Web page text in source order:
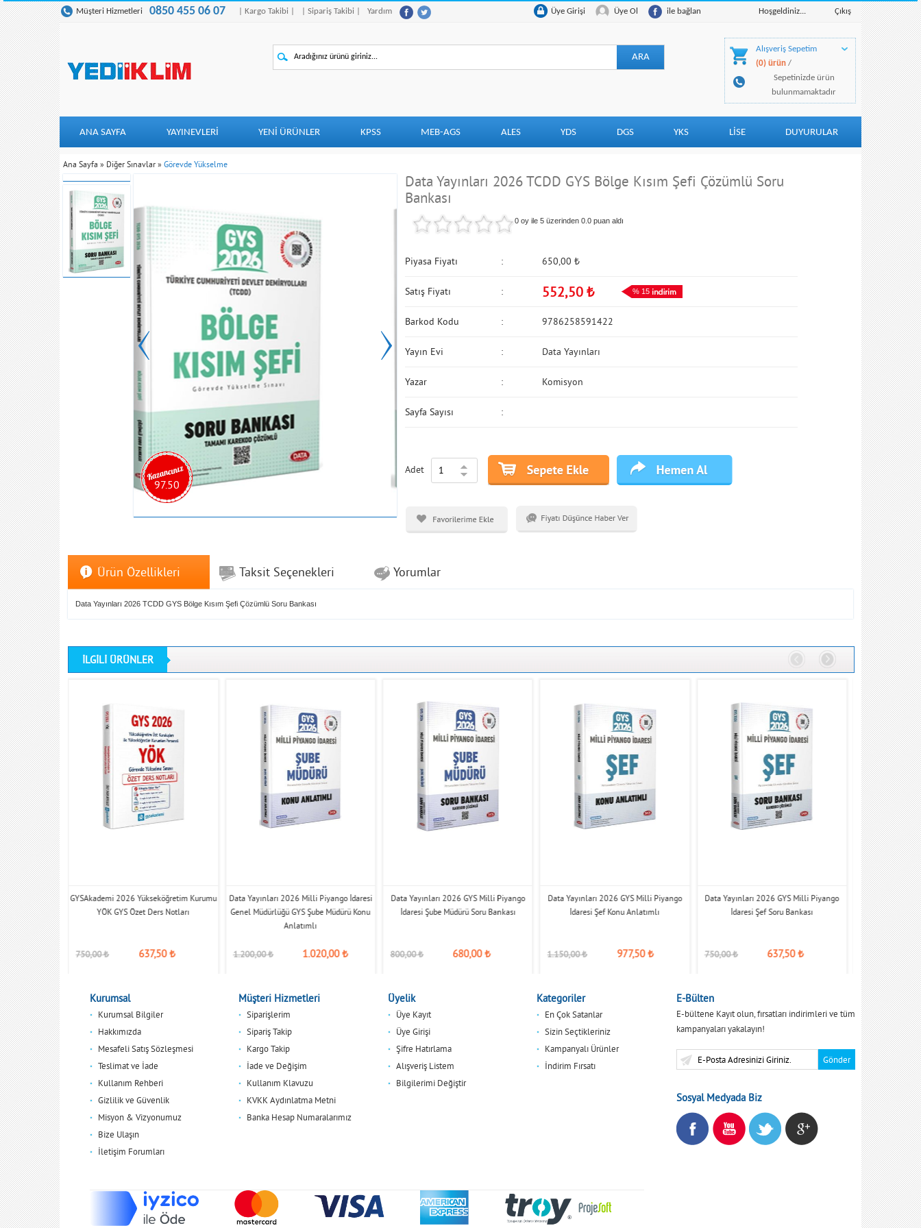
Müşteri Hizmetleri 0850 455 06 07 | Kargo Takibi | | Sipariş Takibi | Yardım Çıkış
Hoşgeldiniz...
ile bağlan
Üye Ol
Üye Girişi
Alışveriş Sepetim
(0) ürün /
Sepetinizde ürün
bulunmamaktadır
ANA SAYFA YAYINEVLERİ YENI ÜRÜNLER KPSS MEB-AGS ALES YDS DGS YKS LİSE DUYURULAR
Ana Sayfa » Diğer Sınavlar » Görevde Yükselme
97.50
Data Yayınları 2026 TCDD GYS Bölge Kısım Şefi Çözümlü Soru
Bankası
0 oy ile 5 üzerinden 0.0puan aldı
Piyasa Fiyatı 650,00 ₺
Satış Fiyatı 552,50 ₺ % 15
Barkod Kodu 9786258591422
Yayın Evi Data Yayınları
Yazar Komisyon
Sayfa Sayısı
Adet
Ürün Özellikleri Taksit Seçenekleri Yorumlar
Data Yayınları 2026 TCDD GYS Bölge Kısım Şefi Çözümlü Soru Bankası
İLGİLİ ÜRÜNLER
Piyango İdaresi
Müdürü Konu
₺
GYSAkademi 2026 Yükseköğretim Kurumu
YÖK GYS Özet Ders Notları
750,00₺ 637,50₺
Data Yayınları 2026 Milli Piyango İdaresi
Genel Müdürlüğü GYS Şube Müdürü Konu
Anlatımlı
1.200,00₺ 1.020,00₺
Data Yayınları 2026 GYS Milli Piyango
İdaresi Şube Müdürü Soru Bankası
800,00₺ 680,00₺
Data Yayınları 2026 GYS Milli Piyango
İdaresi Şef Konu Anlatımlı
1.150,00₺ 977,50₺
Data Yayınları 2026 GYS Milli Piyango
İdaresi Şef Soru Bankası
750,00₺ 637,50₺
Data Yayınları
650,00₺
Kurumsal
Kurumsal Bilgiler
Hakkımızda
Mesafeli Satış Sözleşmesi
Teslimat ve İade
Kullanım Rehberi
Gizlilik ve Güvenlik
Misyon & Vizyonumuz
Bize Ulaşın
İletişim Forumları
Müşteri Hizmetleri
Siparişlerim
Sipariş Takip
Kargo Takip
İade ve Değişim
Kullanım Klavuzu
KVKK Aydınlatma Metni
Banka Hesap Numaralarımız
Üyelik
Üye Kayıt
Üye Girişi
Şifre Hatırlama
Alışveriş Listem
Bilgilerimi Değiştir
Kategoriler
En Çok Satanlar
Sizin Seçtikleriniz
Kampanyalı Ürünler
İndirim Fırsatı
E-Bülten
E-bültene Kayıt olun, fırsatları indirimleri ve tüm
kampanyaları yakalayın!
Sosyal Medyada Biz